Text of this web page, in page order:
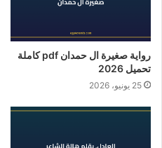
رواية صغيرة ال حمدان pdf كاملة
تحميل 2026
25 يونيو، 2026